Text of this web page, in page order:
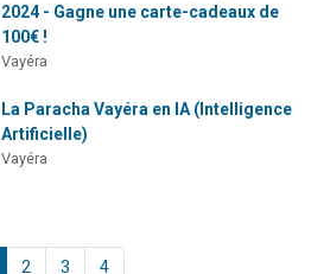
2024 - Gagne une carte-cadeaux de
100€ !
Vayéra
La Paracha Vayéra en IA (Intelligence
Artificielle)
Vayéra
2 3 4